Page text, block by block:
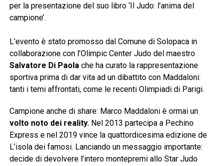
per la presentazione del suo libro ‘Il Judo: l’anima del
campione’.
L’evento è stato promosso dal Comune di Solopaca in
collaborazione con l’Olimpic Center Judo del maestro
Salvatore Di Paolache ha curato la rappresentazione
sportiva prima di dar vita ad un dibattito con Maddaloni:
tanti i temi affrontati, come le recenti Olimpiadi di Parigi.
Campione anche di share: Marco Maddaloni è ormai un
volto noto dei reality.Nel 2013 partecipa a Pechino
Express e nel 2019 vince la quattordicesima edizione de
L’isola dei famosi. Lanciando un messaggio importante:
decide di devolvere l’intero montepremi allo Star Judo